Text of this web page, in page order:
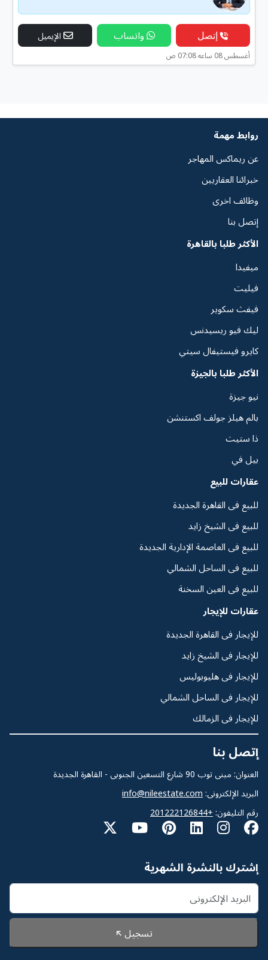
إتصل واتساب الإيميل
أغسطس 08 ساعه 07:08 ص
روابط مهمة
عن ريماكس المهاجر
خبرائنا العقاريين
وظائف اخرى
إتصل بنا
الأكثر طلبا بالقاهرة
ميفيدا
فيليت
فيفث سكوير
ليك فيو ريسيدنس
كايرو فيستيفال سيتي
الأكثر طلبا بالجيزة
نيو جيزة
بالم هيلز جولف اكستنشن
ذا ستيت
بيل في
عقارات للبيع
للبيع فى القاهرة الجديدة
للبيع فى الشيخ زايد
للبيع فى العاصمة الإدارية الجديدة
للبيع فى الساحل الشمالي
للبيع فى العين السخنة
عقارات للإيجار
للإيجار فى القاهرة الجديدة
للإيجار فى الشيخ زايد
للإيجار فى هليوبوليس
للإيجار فى الساحل الشمالي
للإيجار فى الزمالك
إتصل بنا
العنوان: مبنى توب 90 شارع التسعين الجنوبى - القاهرة الجديدة
البريد الإلكترونى: info@nileestate.com
رقم التليفون: +201222126844
إشترك بالنشرة الشهرية
تسجيل